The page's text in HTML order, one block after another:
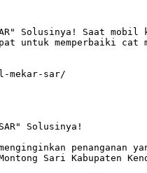
Solusinya! Saat mobil
memperbaiki cat
mekar-sar/
Solusinya!
Sari Kabupaten